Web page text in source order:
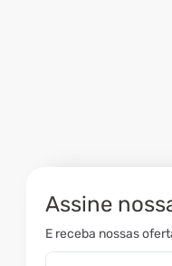
Assine
E receba nossas